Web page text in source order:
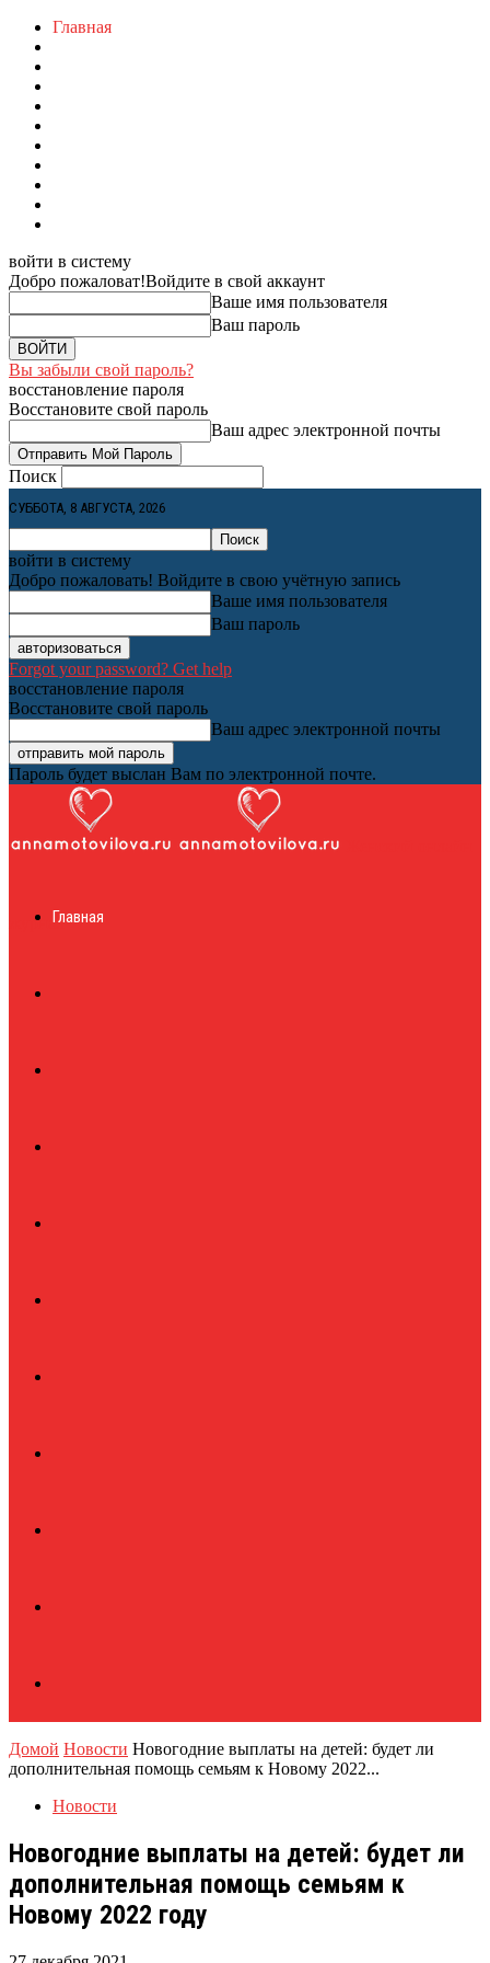
Главная
войти в систему
Добро пожаловат!Войдите в свой аккаунт
Ваше имя пользователя
Ваш пароль
Вы забыли свой пароль?
восстановление пароля
Восстановите свой пароль
Ваш адрес электронной почты
Поиск
СУББОТА, 8 АВГУСТА, 2026
войти в систему
Добро пожаловать! Войдите в свою учётную запись
Ваше имя пользователя
Ваш пароль
Forgot your password? Get help
восстановление пароля
Восстановите свой пароль
Ваш адрес электронной почты
Пароль будет выслан Вам по электронной почте.
журналГлавная
Домой Новости Новогодние выплаты на детей: будет ли
дополнительная помощь семьям к Новому 2022...
Новости
Новогодние выплаты на детей: будет ли
дополнительная помощь семьям к
Новому 2022 году